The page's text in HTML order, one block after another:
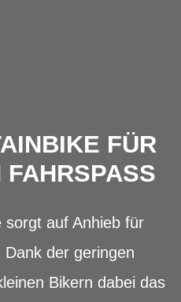
FÜR
sorgt auf Anhieb für
der geringen
Bikern dabei das